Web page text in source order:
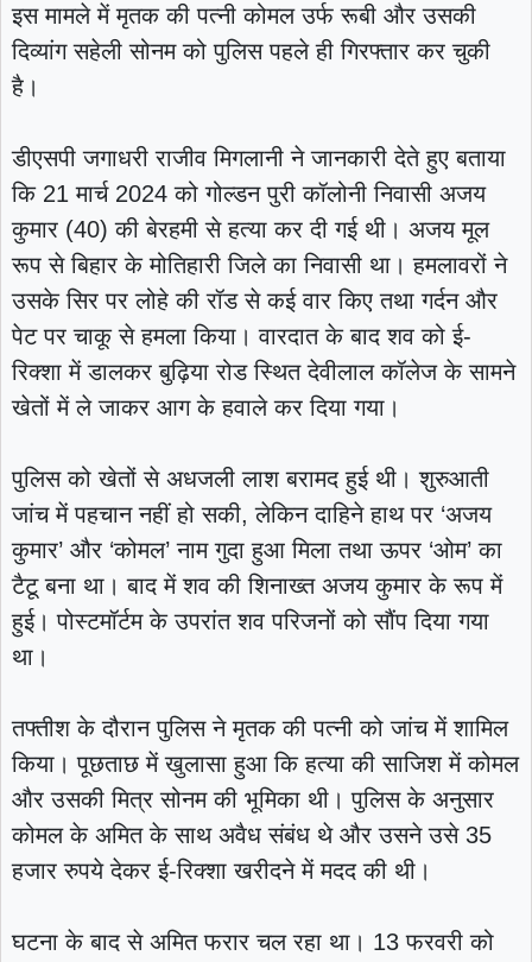
इस मामले में मृतक की पत्नी कोमल उर्फ रूबी और उसकी
दिव्यांग सहेली सोनम को पुलिस पहले ही गिरफ्तार कर चुकी
है।
डीएसपी जगाधरी राजीव मिगलानी ने जानकारी देते हुए बताया
कि 21 मार्च 2024 को गोल्डन पुरी कॉलोनी निवासी अजय
कुमार (40) की बेरहमी से हत्या कर दी गई थी। अजय मूल
रूप से बिहार के मोतिहारी जिले का निवासी था। हमलावरों ने
उसके सिर पर लोहे की रॉड से कई वार किए तथा गर्दन और
पेट पर चाकू से हमला किया। वारदात के बाद शव को ई-
रिक्शा में डालकर बुढ़िया रोड स्थित देवीलाल कॉलेज के सामने
खेतों में ले जाकर आग के हवाले कर दिया गया।
पुलिस को खेतों से अधजली लाश बरामद हुई थी। शुरुआती
जांच में पहचान नहीं हो सकी, लेकिन दाहिने हाथ पर ‘अजय
कुमार’ और ‘कोमल’ नाम गुदा हुआ मिला तथा ऊपर ‘ओम’ का
टैटू बना था। बाद में शव की शिनाख्त अजय कुमार के रूप में
हुई। पोस्टमॉर्टम के उपरांत शव परिजनों को सौंप दिया गया
था।
तफ्तीश के दौरान पुलिस ने मृतक की पत्नी को जांच में शामिल
किया। पूछताछ में खुलासा हुआ कि हत्या की साजिश में कोमल
और उसकी मित्र सोनम की भूमिका थी। पुलिस के अनुसार
कोमल के अमित के साथ अवैध संबंध थे और उसने उसे 35
हजार रुपये देकर ई-रिक्शा खरीदने में मदद की थी।
घटना के बाद से अमित फरार चल रहा था। 13 फरवरी को